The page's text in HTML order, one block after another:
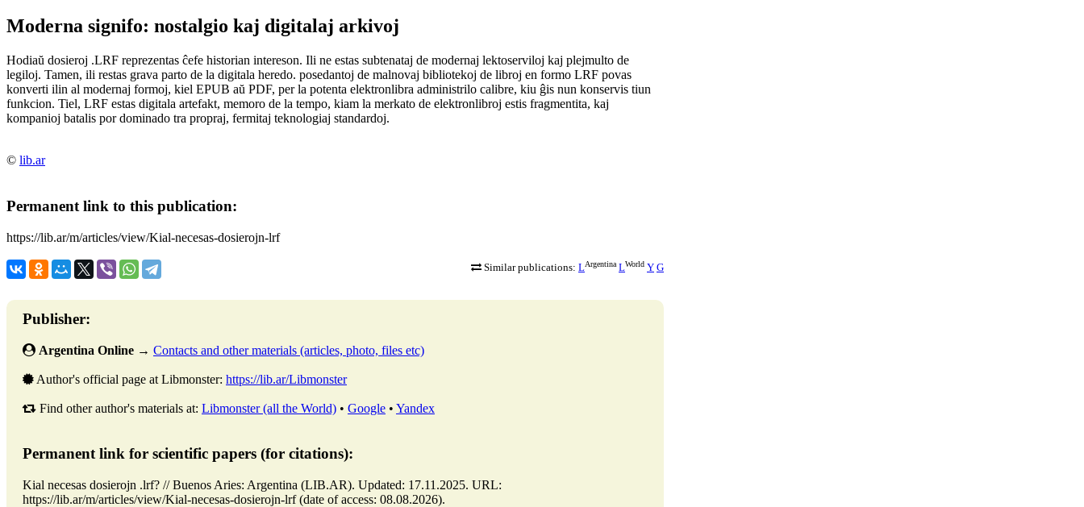
Moderna signifo: nostalgio kaj digitalaj arkivoj
Hodiaŭ dosieroj .LRF reprezentas ĉefe historian intereson. Ili ne estas subtenataj de modernaj lektoserviloj kaj plejmulto de
legiloj. Tamen, ili restas grava parto de la digitala heredo. posedantoj de malnovaj bibliotekoj de libroj en formo LRF povas
konverti ilin al modernaj formoj, kiel EPUB aŭ PDF, per la potenta elektronlibra administrilo calibre, kiu ĝis nun konservis tiun
funkcion. Tiel, LRF estas digitala artefakt, memoro de la tempo, kiam la merkato de elektronlibroj estis fragmentita, kaj
kompanioj batalis por dominado tra propraj, fermitaj teknologiaj standardoj.
© lib.ar
Permanent link to this publication:
https://lib.ar/m/articles/view/Kial-necesas-dosierojn-lrf
Similar publications: LArgentina LWorld Y G
Publisher:
Argentina Online → Contacts and other materials (articles, photo, files etc)
Author's official page at Libmonster: https://lib.ar/Libmonster
Find other author's materials at: Libmonster (all the World) • Google • Yandex
Permanent link for scientific papers (for citations):
Kial necesas dosierojn .lrf? // Buenos Aries: Argentina (LIB.AR). Updated: 17.11.2025. URL:
https://lib.ar/m/articles/view/Kial-necesas-dosierojn-lrf (date of access: 08.08.2026).